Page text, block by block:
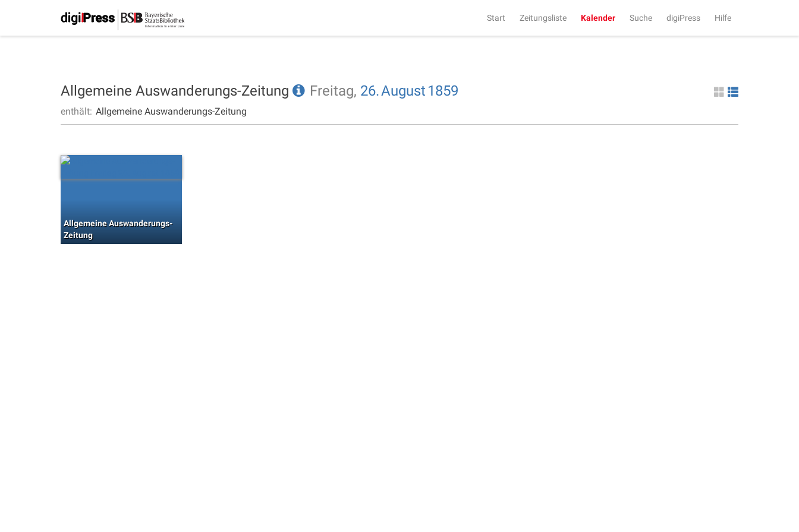
Start Zeitungsliste Kalender Suche digiPress Hilfe
Allgemeine Auswanderungs-Zeitung Freitag, 26.August 1859
enthält: Allgemeine Auswanderungs-Zeitung
Allgemeine Auswanderungs-
Zeitung